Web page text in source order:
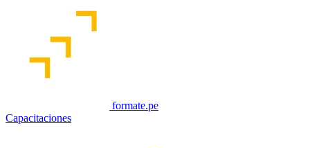
formate.pe
Capacitaciones